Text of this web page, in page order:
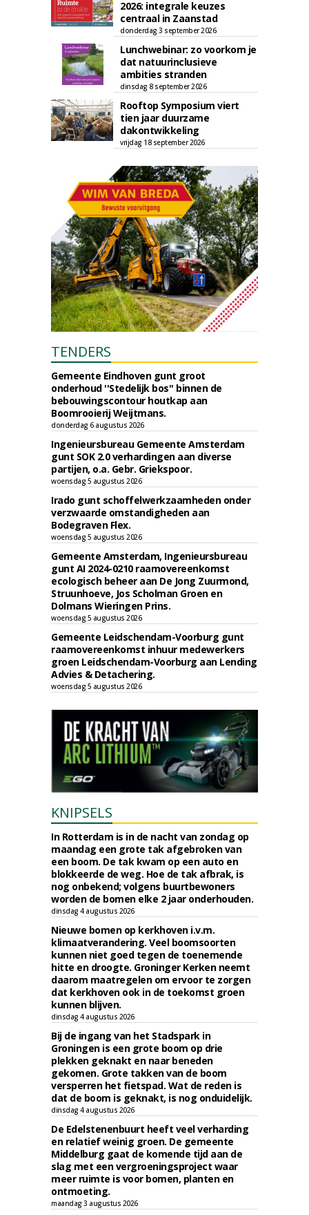
2026: integrale keuzes
centraal in Zaanstad
donderdag 3 september 2026
Lunchwebinar: zo voorkom je
dat natuurinclusieve
ambities stranden
dinsdag 8 september 2026
Rooftop Symposium viert
tien jaar duurzame
dakontwikkeling
vrijdag 18 september 2026
TENDERS
Gemeente Eindhoven gunt groot
onderhoud ''Stedelijk bos'' binnen de
bebouwingscontour houtkap aan
Boomrooierij Weijtmans.
donderdag 6 augustus 2026
Ingenieursbureau Gemeente Amsterdam
gunt SOK 2.0 verhardingen aan diverse
partijen, o.a. Gebr. Griekspoor.
woensdag 5 augustus 2026
Irado gunt schoffelwerkzaamheden onder
verzwaarde omstandigheden aan
Bodegraven Flex.
woensdag 5 augustus 2026
Gemeente Amsterdam, Ingenieursbureau
gunt AI 2024-0210 raamovereenkomst
ecologisch beheer aan De Jong Zuurmond,
Struunhoeve, Jos Scholman Groen en
Dolmans Wieringen Prins.
woensdag 5 augustus 2026
Gemeente Leidschendam-Voorburg gunt
raamovereenkomst inhuur medewerkers
groen Leidschendam-Voorburg aan Lending
Advies & Detachering.
woensdag 5 augustus 2026
KNIPSELS
In Rotterdam is in de nacht van zondag op
maandag een grote tak afgebroken van
een boom. De tak kwam op een auto en
blokkeerde de weg. Hoe de tak afbrak, is
nog onbekend; volgens buurtbewoners
worden de bomen elke 2 jaar onderhouden.
dinsdag 4 augustus 2026
Nieuwe bomen op kerkhoven i.v.m.
klimaatverandering. Veel boomsoorten
kunnen niet goed tegen de toenemende
hitte en droogte. Groninger Kerken neemt
daarom maatregelen om ervoor te zorgen
dat kerkhoven ook in de toekomst groen
kunnen blijven.
dinsdag 4 augustus 2026
Bij de ingang van het Stadspark in
Groningen is een grote boom op drie
plekken geknakt en naar beneden
gekomen. Grote takken van de boom
versperren het fietspad. Wat de reden is
dat de boom is geknakt, is nog onduidelijk.
dinsdag 4 augustus 2026
De Edelstenenbuurt heeft veel verharding
en relatief weinig groen. De gemeente
Middelburg gaat de komende tijd aan de
slag met een vergroeningsproject waar
meer ruimte is voor bomen, planten en
ontmoeting.
maandag 3 augustus 2026